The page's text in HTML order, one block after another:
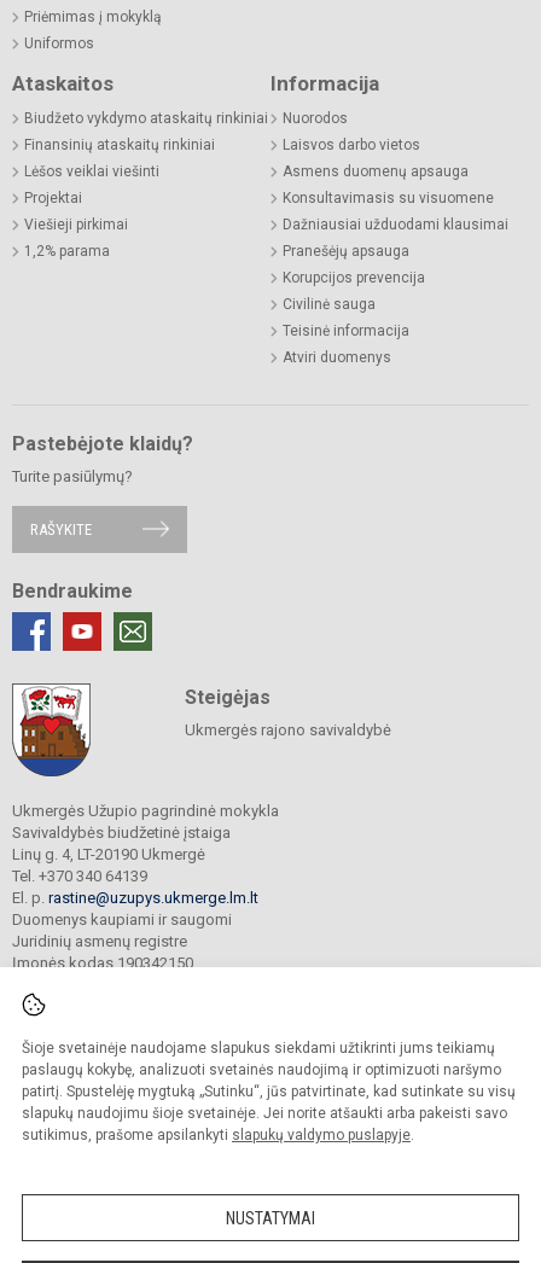
Šioje svetainėje naudojame slapukus siekdami užtikrinti jums teikiamų
paslaugų kokybę, analizuoti svetainės naudojimą ir optimizuoti naršymo
patirtį. Spustelėję mygtuką „Sutinku“, jūs patvirtinate, kad sutinkate su visų
slapukų naudojimu šioje svetainėje. Jei norite atšaukti arba pakeisti savo
sutikimus, prašome apsilankyti slapukų valdymo puslapyje.
NUSTATYMAI
Priėmimas į mokyklą
Uniformos
Ataskaitos
Biudžeto vykdymo ataskaitų rinkiniai
Finansinių ataskaitų rinkiniai
Lėšos veiklai viešinti
Projektai
Viešieji pirkimai
1,2% parama
Informacija
Nuorodos
Laisvos darbo vietos
Asmens duomenų apsauga
Konsultavimasis su visuomene
Dažniausiai užduodami klausimai
Pranešėjų apsauga
Korupcijos prevencija
Civilinė sauga
Teisinė informacija
Atviri duomenys
Pastebėjote klaidų?
Turite pasiūlymų?
RAŠYKITE
Bendraukime
Steigėjas
Ukmergės rajono savivaldybė
Ukmergės Užupio pagrindinė mokykla
Savivaldybės biudžetinė įstaiga
Linų g. 4, LT-20190 Ukmergė
Tel. +370 340 64139
El. p. rastine@uzupys.ukmerge.lm.lt
Duomenys kaupiami ir saugomi
Juridinių asmenų registre
Įmonės kodas 190342150
© 2022. Ukmergės Užupio pagrindinė mokykla. Visos teisės saugomos.
Kopijuoti turinį be raštiško įstaigos administracijos sutikimo griežtai draudžiama.
Prieinamumo paraiška Slapukų valdymas
Sumanus būdas atnaujinti